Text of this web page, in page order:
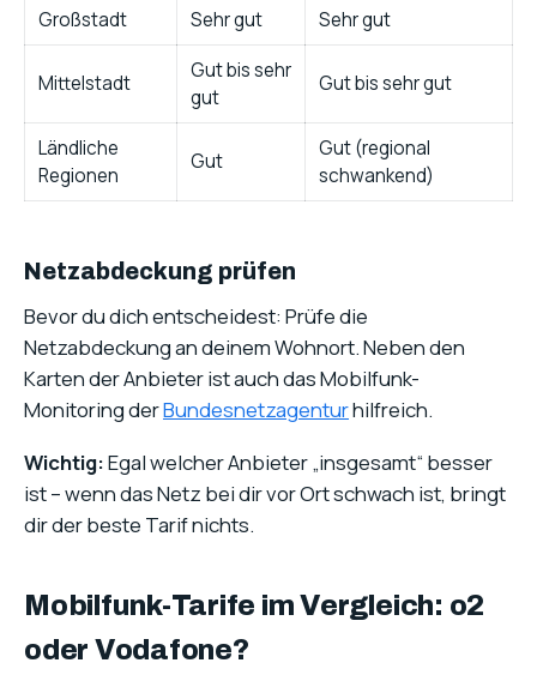
Großstadt Sehr gut Sehr gut
Mittelstadt
Gut bis sehr
gut
Gut bis sehr gut
Ländliche
Regionen
Gut
Gut (regional
schwankend)
Netzabdeckung prüfen
Bevor du dich entscheidest: Prüfe die
Netzabdeckung an deinem Wohnort. Neben den
Karten der Anbieter ist auch das Mobilfunk-
Monitoring derBundesnetzagenturhilfreich.
Wichtig:Egal welcher Anbieter „insgesamt“ besser
ist – wenn das Netz bei dir vor Ort schwach ist, bringt
dir der beste Tarif nichts.
Mobilfunk-Tarife im Vergleich: o2
oder Vodafone?